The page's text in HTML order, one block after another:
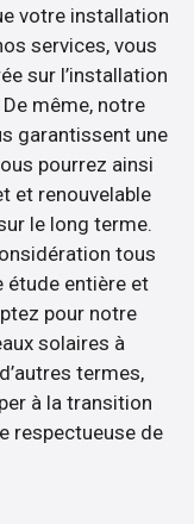
votre installation
services, vous
sur l’installation
même, notre
garantissent une
pourrez ainsi
et renouvelable
le long terme.
tous
étude entière et
pour notre
solaires à
termes,
à la transition
respectueuse de